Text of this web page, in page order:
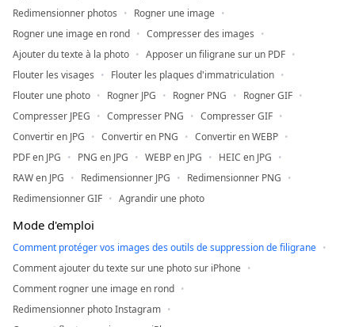
Redimensionner photos
Rogner une image
Rogner une image en rond
Compresser des images
Ajouter du texte à la photo
Apposer un filigrane sur un PDF
Flouter les visages
Flouter les plaques d'immatriculation
Flouter une photo
Rogner JPG Rogner PNG
Rogner GIF
Compresser JPEG
Compresser PNG
Compresser GIF
Convertir en JPG
Convertir en PNG
Convertir en WEBP
PDF en JPG
PNG en JPG WEBP en JPG
HEIC en JPG
RAW en JPG
Redimensionner JPG
Redimensionner PNG
Redimensionner GIF
Agrandir une photo
Mode d'emploi
Comment protéger vos images des outils de suppression de filigrane
Comment ajouter du texte sur une photo sur iPhone
Comment rogner une image en rond
Redimensionner photo Instagram